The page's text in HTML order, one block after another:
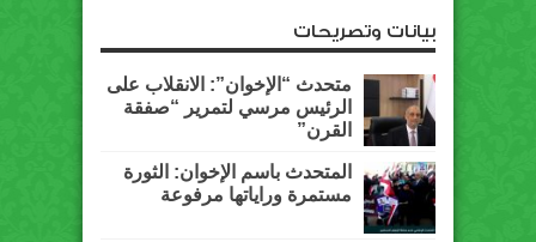
بيانات وتصريحات
متحدث “الإخوان”: الانقلاب على
الرئيس مرسي لتمرير “صفقة
القرن”
المتحدث باسم الإخوان: الثورة
مستمرة وراياتها مرفوعة